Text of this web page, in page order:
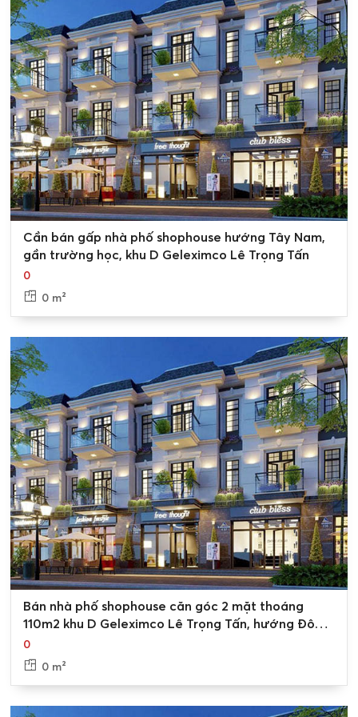
>> Xem thêm các sản phẩm khác
Bán biệt thự Geleximco Lê Trọng Tấn
Bán nhà liền kề Geleximco Lê Trọng Tấn
Cần bán gấp nhà phố shophouse hướng Tây Nam,
gần trường học, khu D Geleximco Lê Trọng Tấn
0
0 m²
Bán nhà phố shophouse căn góc 2 mặt thoáng
110m2 khu D Geleximco Lê Trọng Tấn, hướng Đông
Bắc
0
0 m²